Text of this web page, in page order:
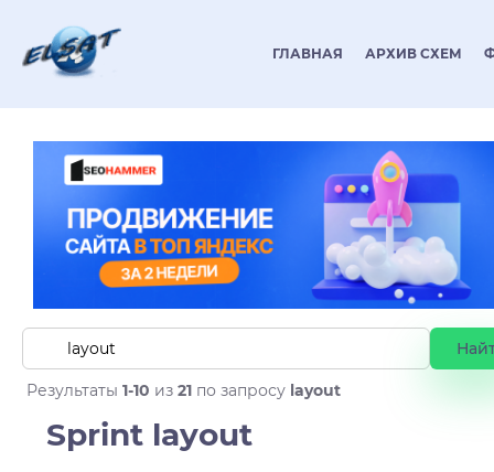
ГЛАВНАЯ АРХИВ СХЕМ
Результаты 1-10 из 21 по запросу layout
Sprint layout